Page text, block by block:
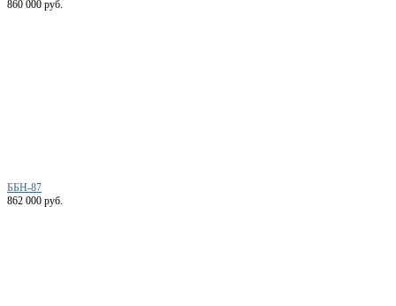
860 000 руб.
ББН-87
862 000 руб.